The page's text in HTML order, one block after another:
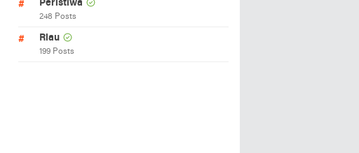
Peristiwa
248 Posts
Riau
199 Posts